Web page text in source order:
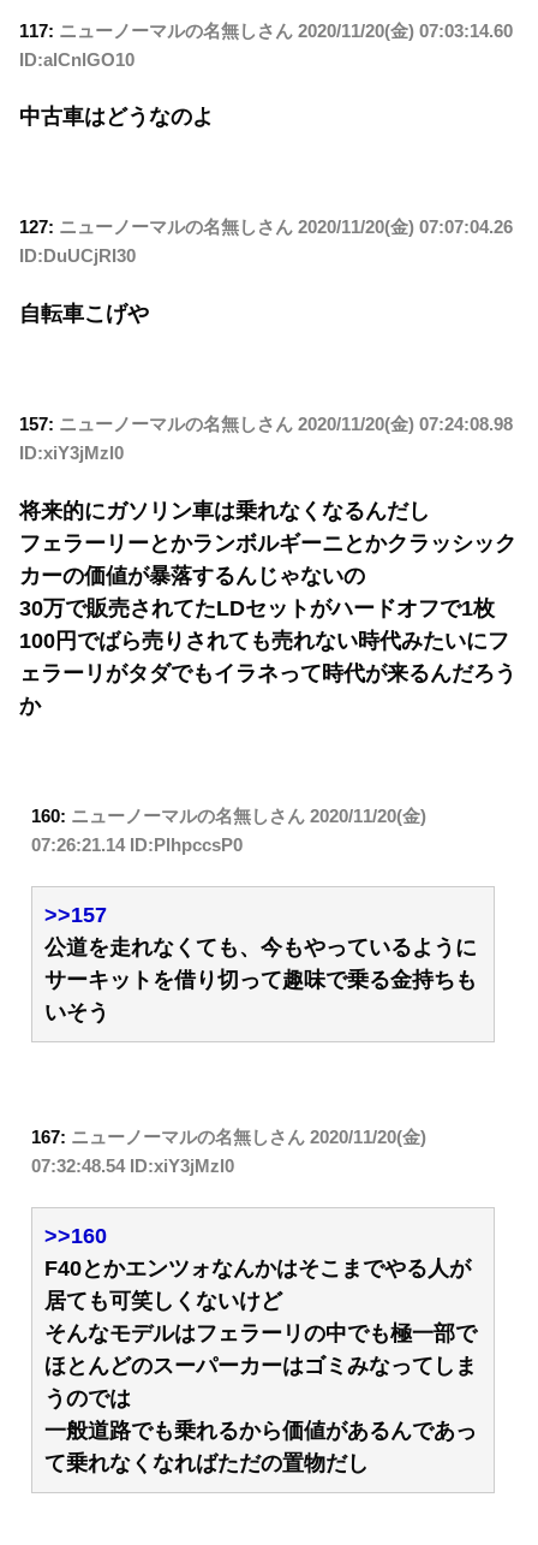
117: ニューノーマルの名無しさん 2020/11/20(金) 07:03:14.60
ID:alCnlGO10
中古車はどうなのよ
127: ニューノーマルの名無しさん 2020/11/20(金) 07:07:04.26
ID:DuUCjRI30
自転車こげや
157: ニューノーマルの名無しさん 2020/11/20(金) 07:24:08.98
ID:xiY3jMzl0
将来的にガソリン車は乗れなくなるんだし
フェラーリーとかランボルギーニとかクラッシック
カーの価値が暴落するんじゃないの
30万で販売されてたLDセットがハードオフで1枚
100円でばら売りされても売れない時代みたいにフ
ェラーリがタダでもイラネって時代が来るんだろう
か
160: ニューノーマルの名無しさん 2020/11/20(金)
07:26:21.14 ID:PlhpccsP0
>>157
公道を走れなくても、今もやっているように
サーキットを借り切って趣味で乗る金持ちも
いそう
167: ニューノーマルの名無しさん 2020/11/20(金)
07:32:48.54 ID:xiY3jMzl0
>>160
F40とかエンツォなんかはそこまでやる人が
居ても可笑しくないけど
そんなモデルはフェラーリの中でも極一部で
ほとんどのスーパーカーはゴミみなってしま
うのでは
一般道路でも乗れるから価値があるんであっ
て乗れなくなればただの置物だし